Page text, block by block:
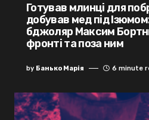
Готував млинці для
добував мед під
бджоляр Максим
фронті та поза ним
by Банько Марія 6 minute